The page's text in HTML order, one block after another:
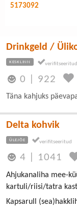
5173092
Drinkgeld /
KESKLINN
0 922
Täna kahjuks
Delta kohvik
ÜLEJÕE
4 1041
Ahjukanaliha mee-
kartuli/riisi/tatra
Kapsarull